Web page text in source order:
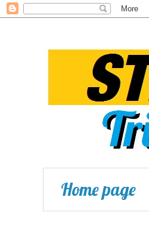
Home page